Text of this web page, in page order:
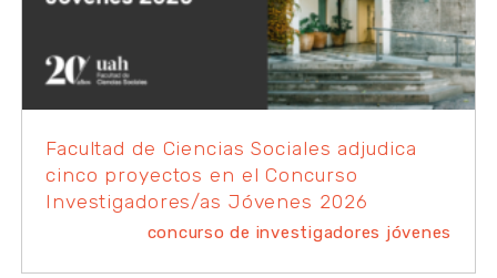
Facultad de Ciencias Sociales adjudica
cinco proyectos en el Concurso
Investigadores/as Jóvenes 2026
concurso de investigadores jóvenes